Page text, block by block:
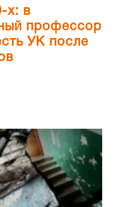
х: в
профессор
УК после